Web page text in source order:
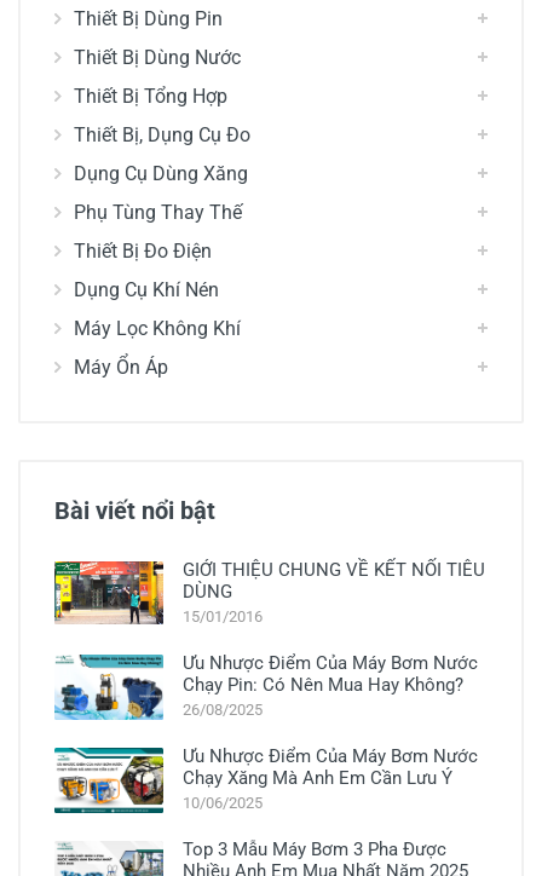
Thiết Bị Dùng Pin
Thiết Bị Dùng Nước
Thiết Bị Tổng Hợp
Thiết Bị, Dụng Cụ Đo
Dụng Cụ Dùng Xăng
Phụ Tùng Thay Thế
Thiết Bị Đo Điện
Dụng Cụ Khí Nén
Máy Lọc Không Khí
Máy Ổn Áp
Bài viết nổi bật
GIỚI THIỆU CHUNG VỀ KẾT NỐI TIÊU
DÙNG
15/01/2016
Ưu Nhược Điểm Của Máy Bơm Nước
Chạy Pin: Có Nên Mua Hay Không?
26/08/2025
Ưu Nhược Điểm Của Máy Bơm Nước
Chạy Xăng Mà Anh Em Cần Lưu Ý
10/06/2025
Top 3 Mẫu Máy Bơm 3 Pha Được
Nhiều Anh Em Mua Nhất Năm 2025